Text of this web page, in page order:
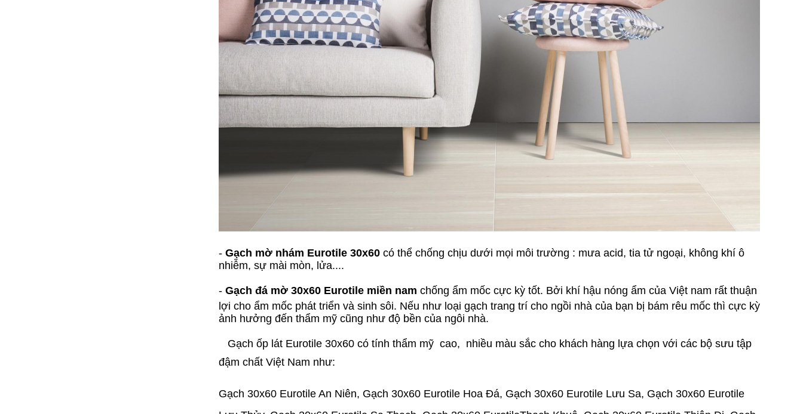
- Gạch mờ nhám Eurotile 30x60 có thể chống chịu dưới mọi môi trường : mưa acid, tia tử ngoại, không khí ô
nhiễm, sự mài mòn, lửa....
- Gạch đá mờ 30x60 Eurotile miền nam chống ẩm mốc cực kỳ tốt. Bởi khí hậu nóng ẩm của Việt nam rất thuận
lợi cho ẩm mốc phát triển và sinh sôi. Nếu như loại gạch trang trí cho ngồi nhà của bạn bị bám rêu mốc thì cực kỳ
ảnh hưởng đến thẩm mỹ cũng như độ bền của ngôi nhà.
Gạch ốp lát Eurotile 30x60 có tính thẩm mỹ cao, nhiều màu sắc cho khách hàng lựa chọn với các bộ sưu tập
đậm chất Việt Nam như:
Gạch 30x60 Eurotile An Niên, Gạch 30x60 Eurotile Hoa Đá, Gạch 30x60 Eurotile Lưu Sa, Gạch 30x60 Eurotile